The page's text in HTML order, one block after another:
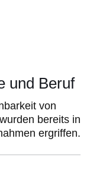
und Beruf
von
bereits in
ergriffen.